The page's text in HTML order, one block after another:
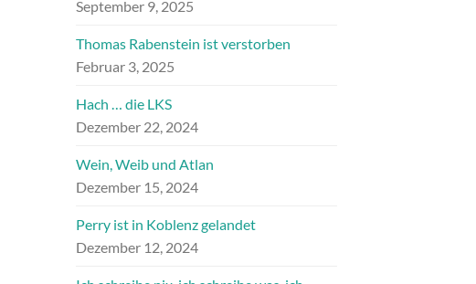
September 9, 2025
Thomas Rabenstein ist verstorben
Februar 3, 2025
Hach … die LKS
Dezember 22, 2024
Wein, Weib und Atlan
Dezember 15, 2024
Perry ist in Koblenz gelandet
Dezember 12, 2024